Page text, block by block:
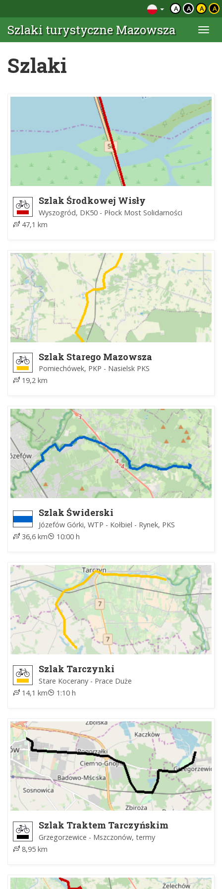
A A A A
Szlaki turystyczne Mazowsza
Szlaki
Szlak Środkowej Wisły
Wyszogród, DK50 - Płock Most Solidarności
47,1 km
Szlak Starego Mazowsza
Pomiechówek, PKP - Nasielsk PKS
19,2 km
Szlak Świderski
Józefów Górki, WTP - Kołbiel - Rynek, PKS
36,6 km
10:00 h
Szlak Tarczynki
Stare Kocerany - Prace Duże
14,1 km
1:10 h
Szlak Traktem Tarczyńskim
Grzegorzewice - Mszczonów, termy
8,95 km